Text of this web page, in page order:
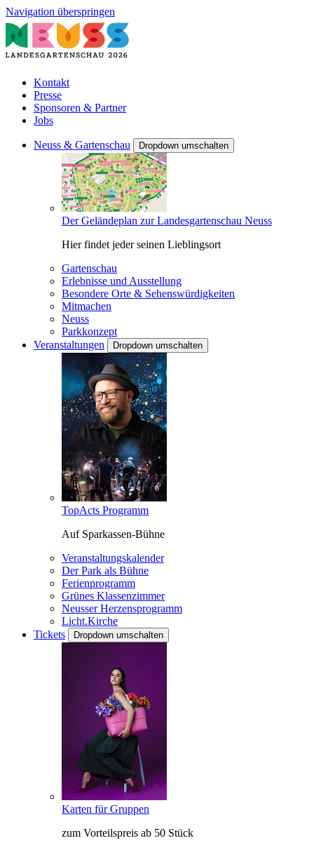
Navigation überspringen
Kontakt
Presse
Sponsoren & Partner
Jobs
Neuss & Gartenschau Dropdown umschalten
Der Geländeplan zur Landesgartenschau Neuss
Hier findet jeder seinen Lieblingsort
Gartenschau
Erlebnisse und Ausstellung
Besondere Orte & Sehenswürdigkeiten
Mitmachen
Neuss
Parkkonzept
Veranstaltungen
Dropdown umschalten
TopActs Programm
Auf Sparkassen-Bühne
Veranstaltungskalender
Der Park als Bühne
Ferienprogramm
Grünes Klassenzimmer
Neusser Herzensprogramm
Licht.Kirche
Tickets
Dropdown umschalten
Karten für Gruppen
zum Vorteilspreis ab 50 Stück